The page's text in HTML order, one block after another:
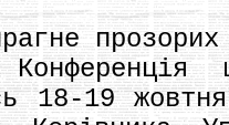
прозорих
щодо
18-19